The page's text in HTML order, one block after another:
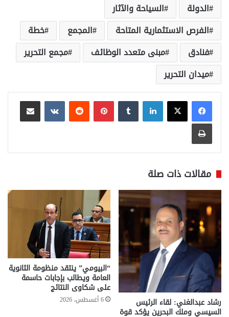
الدولة
السياحة والآثار
الفرص الاستثمارية المتاحة
المجمع
خطة
فنادق
مبنى متعدد الوظائف
مجمع التحرير
ميدان التحرير
لينكدإن بينتيريست
مشاركة عبر البريد
طباعة
مقالات ذات صلة
رشاد عبدالغني: لقاء الرئيس
السيسي وملك البحرين يؤكد قوة
“البيومي” ينتقد منظومة الثانوية
العامة ويطالب بإجابات حاسمة
على شكاوى النتائج
6 أغسطس، 2026